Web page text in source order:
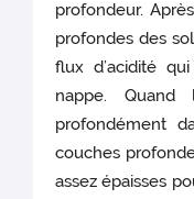
profondeur.
profondes des
flux d’acidité
nappe. Quand
profondément
couches
assez épaisses